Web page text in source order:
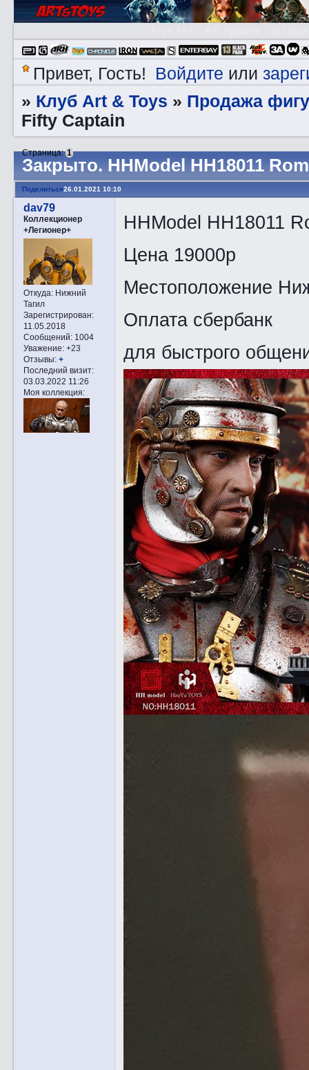
Привет, Гость! Войдите или
» Клуб Art & Toys » Продажа
Fifty Captain
Закрытo. HHModel HH18011
Страница:1
Поделиться26.01.2021 10:10
dav79
Коллекционер
+Легионер+
Откуда:Нижний
Тагил
Зарегистрирован:
11.05.2018
Сообщений:1004
Уважение: +23
Отзывы: +
Последний визит:
03.03.2022 11:26
Моя коллекция:
HHModel HH18011
Цена 19000р
Местоположение
Оплата сбербанк
для быстрого